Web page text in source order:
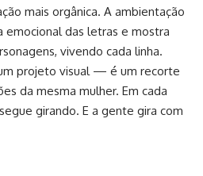
mais orgânica. A ambientação
emocional das letras e mostra
vivendo cada linha.
um projeto visual — é um recorte
da mesma mulher. Em cada
girando. E a gente gira com